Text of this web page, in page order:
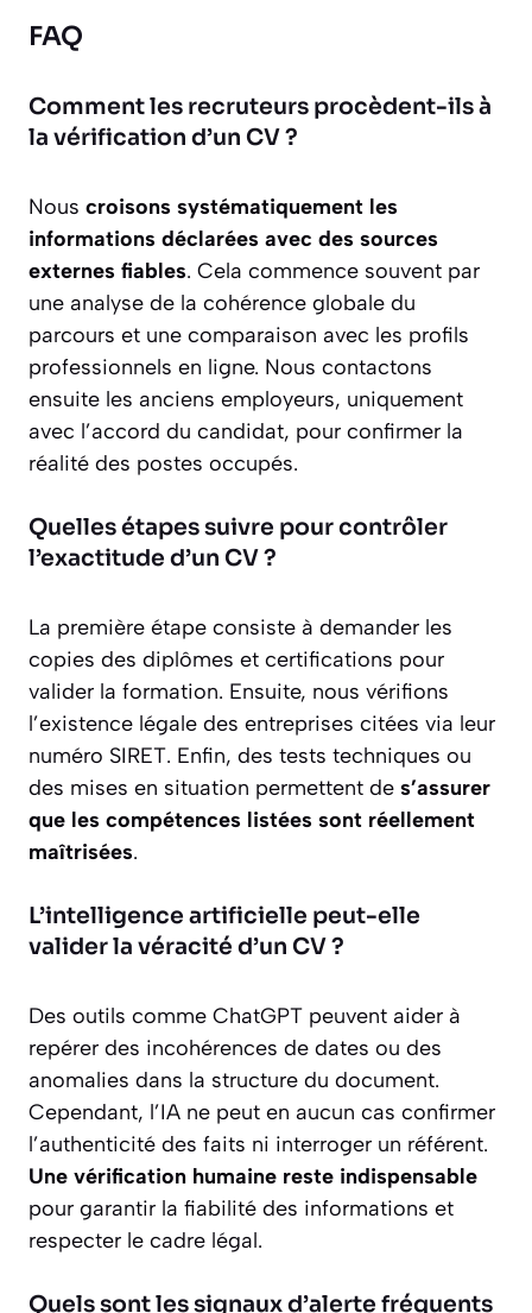
FAQ
Comment les recruteurs procèdent-ils à
la vérification d’un CV ?
Nous croisons systématiquement les
informations déclarées avec des sources
externes fiables. Cela commence souvent par
une analyse de la cohérence globale du
parcours et une comparaison avec les profils
professionnels en ligne. Nous contactons
ensuite les anciens employeurs, uniquement
avec l’accord du candidat, pour confirmer la
réalité des postes occupés.
Quelles étapes suivre pour contrôler
l’exactitude d’un CV ?
La première étape consiste à demander les
copies des diplômes et certifications pour
valider la formation. Ensuite, nous vérifions
l’existence légale des entreprises citées via leur
numéro SIRET. Enfin, des tests techniques ou
des mises en situation permettent de s’assurer
que les compétences listées sont réellement
maîtrisées.
L’intelligence artificielle peut-elle
valider la véracité d’un CV ?
Des outils comme ChatGPT peuvent aider à
repérer des incohérences de dates ou des
anomalies dans la structure du document.
Cependant, l’IA ne peut en aucun cas confirmer
l’authenticité des faits ni interroger un référent.
Une vérification humaine reste indispensable
pour garantir la fiabilité des informations et
respecter le cadre légal.
Quels sont les signaux d’alerte fréquents